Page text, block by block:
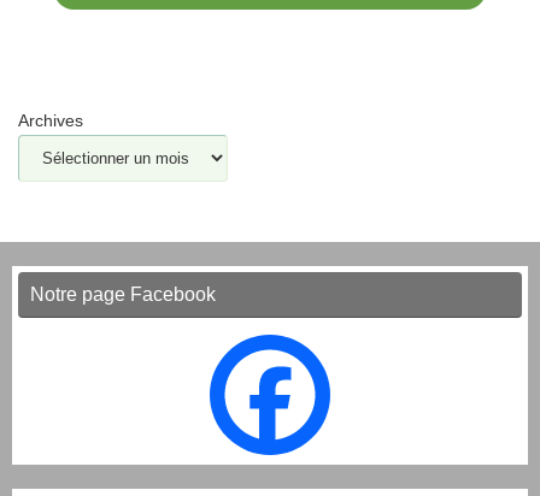
Archives
Notre page Facebook